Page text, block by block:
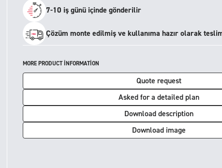
7-10 iş günü içinde gönderilir
Çözüm monte edilmiş ve kullanıma hazır olarak
MORE PRODUCT INFORMATION
Quote request
Asked for a detailed plan
Download description
Download image